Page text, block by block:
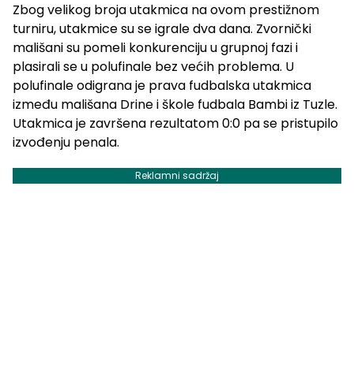
Zbog velikog broja utakmica na ovom prestižnom
turniru, utakmice su se igrale dva dana. Zvornički
mališani su pomeli konkurenciju u grupnoj fazi i
plasirali se u polufinale bez većih problema. U
polufinale odigrana je prava fudbalska utakmica
između mališana Drine i škole fudbala Bambi iz Tuzle.
Utakmica je završena rezultatom 0:0 pa se pristupilo
izvođenju penala.
Reklamni sadržaj